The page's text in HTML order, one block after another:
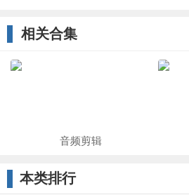
相关合集
音频剪辑
本类排行